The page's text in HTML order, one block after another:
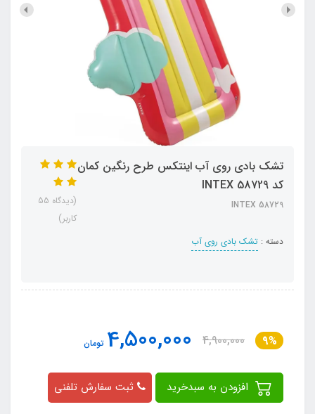
تشک بادی روی آب اینتکس طرح رنگین کمان
کد INTEX 58729
INTEX 58729
دسته : تشک بادی روی آب
(دیدگاه 55
کاربر)
9%
4,900,000
4,500,000 تومان
ثبت سفارش تلفنی